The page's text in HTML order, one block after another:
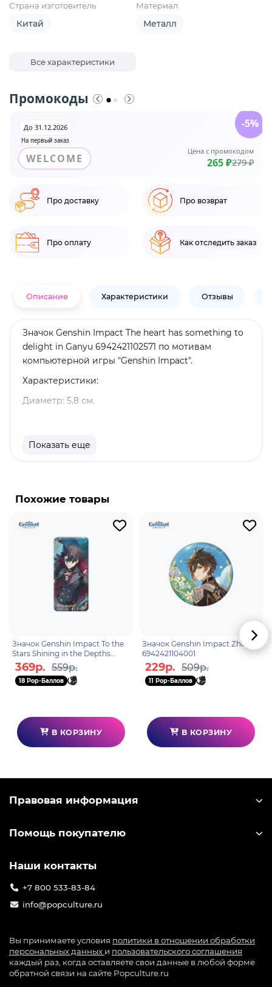
Страна изготовитель
Китай
Материал
Металл
Все характеристики
Промокоды
На первый заказ
До 31.12.2026
WELCOME
Цена с промокодом
265 ₽279 ₽
-5%
Про доставку Про возврат
Про оплату Как отследить заказ
Описание Характеристики Отзывы
Значок Genshin Impact The heart has something to
delight in Ganyu 6942421102571 по мотивам
компьютерной игры "Genshin Impact".
Характеристики:
Диаметр: 5,8 см.
Оригинальный и официально лицензированный
Гань Юй - играбельный Крио персонаж. Гань Юй -
в сердцах миллионов игроков в "Genshin". Но ее
милый вид это не главный козырь в ее рукаве,
благодаря уникальным способностям данный
персонаж может противостоять как обычным
группам врагов, так и самым сильным боссам
Показать еще
Похожие товары
Значок Genshin Impact To the
Stars Shining in the Depths
Wriothesley 6942421102250
369р. 559р.
18 Pop-Баллов
В КОРЗИНУ
Значок Genshin Impact Zhongli
6942421104001
229р. 509р.
11 Pop-Баллов
В КОРЗИНУ
Правовая информация
Помощь покупателю
Наши контакты
+7 800 533-83-84
info@popculture.ru
Вы принимаете условия политики в отношении обработки
персональных данных и пользовательского соглашения
каждый раз, когда оставляете свои данные в любой форме
обратной связи на сайте Popculture.ru